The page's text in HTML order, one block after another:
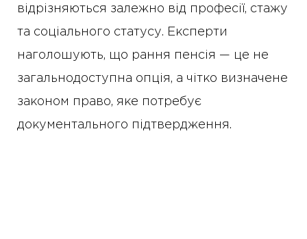
відрізняються залежно від професії, стажу
та соціального статусу. Експерти
наголошують, що рання пенсія — це не
загальнодоступна опція, а чітко визначене
законом право, яке потребує
документального підтвердження.